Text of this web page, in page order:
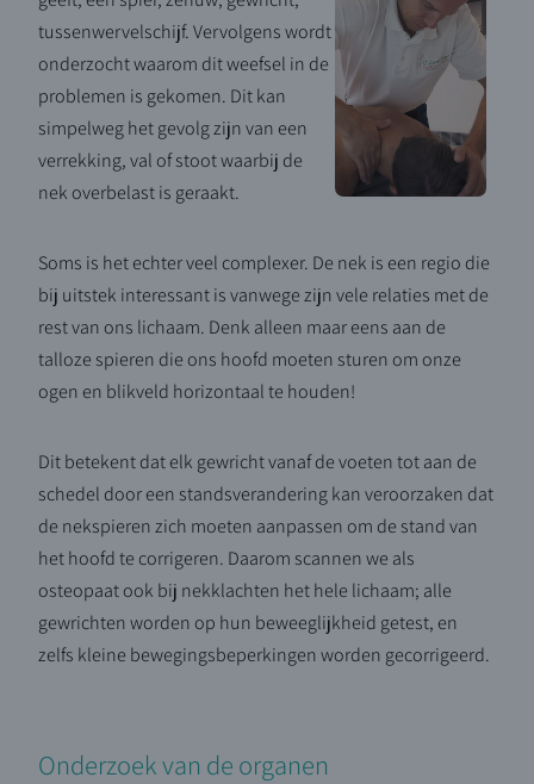
tussenwervelschijf. Vervolgens wordt
onderzocht waarom dit weefsel in de
problemen is gekomen. Dit kan
simpelweg het gevolg zijn van een
verrekking, val of stoot waarbij de
nek overbelast is geraakt.
Soms is het echter veel complexer. De nek is een regio die
bij uitstek interessant is vanwege zijn vele relaties met de
rest van ons lichaam. Denk alleen maar eens aan de
talloze spieren die ons hoofd moeten sturen om onze
ogen en blikveld horizontaal te houden!
Dit betekent dat elk gewricht vanaf de voeten tot aan de
schedel door een standsverandering kan veroorzaken dat
de nekspieren zich moeten aanpassen om de stand van
het hoofd te corrigeren. Daarom scannen we als
osteopaat ook bij nekklachten het hele lichaam; alle
gewrichten worden op hun beweeglijkheid getest, en
zelfs kleine bewegingsbeperkingen worden gecorrigeerd.
Onderzoek van de organen